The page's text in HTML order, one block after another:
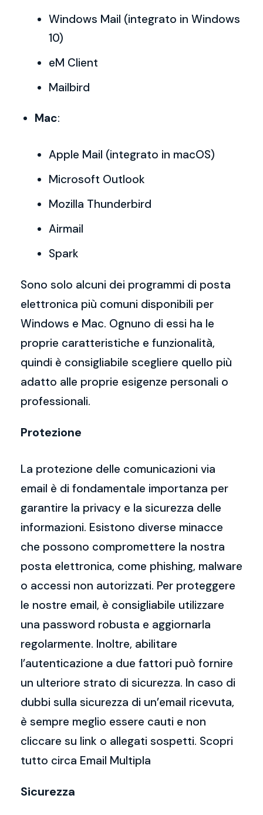
Windows Mail (integrato in Windows
10)
eM Client
Mailbird
Mac:
Apple Mail (integrato in macOS)
Microsoft Outlook
Mozilla Thunderbird
Airmail
Spark
Sono solo alcuni dei programmi di posta
elettronica più comuni disponibili per
Windows e Mac. Ognuno di essi ha le
proprie caratteristiche e funzionalità,
quindi è consigliabile scegliere quello più
adatto alle proprie esigenze personali o
professionali.
Protezione
La protezione delle comunicazioni via
email è di fondamentale importanza per
garantire la privacy e la sicurezza delle
informazioni. Esistono diverse minacce
che possono compromettere la nostra
posta elettronica, come phishing, malware
o accessi non autorizzati. Per proteggere
le nostre email, è consigliabile utilizzare
una password robusta e aggiornarla
regolarmente. Inoltre, abilitare
l’autenticazione a due fattori può fornire
un ulteriore strato di sicurezza. In caso di
dubbi sulla sicurezza di un’email ricevuta,
è sempre meglio essere cauti e non
cliccare su link o allegati sospetti. Scopri
tutto circa Email Multipla
Sicurezza